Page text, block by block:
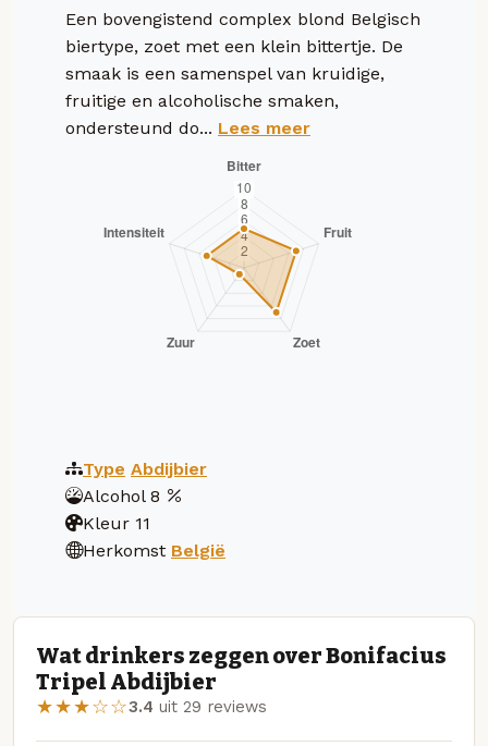
Een bovengistend complex blond Belgisch
biertype, zoet met een klein bittertje. De
smaak is een samenspel van kruidige,
fruitige en alcoholische smaken,
ondersteund do... Lees meer
Type Abdijbier
Alcohol 8
Kleur 11
Herkomst België
Wat drinkers zeggen over Bonifacius
Tripel Abdijbier
★★★☆☆3.4 uit 29 reviews